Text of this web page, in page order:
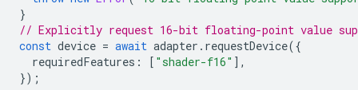
}
// Explicitly request 16-bit floating-point value
const device = await adapter . requestDevice({
requiredFeatures : [ "shader-f16" ],
});